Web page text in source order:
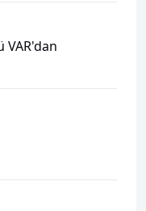
VAR'dan